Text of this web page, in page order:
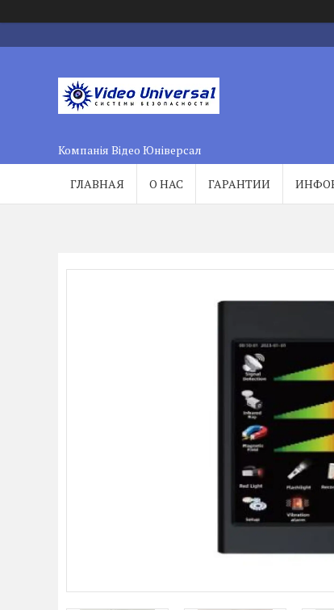
Компанія Відео Юніверсал
ГЛАВНАЯ О НАС ГАРАНТИИ